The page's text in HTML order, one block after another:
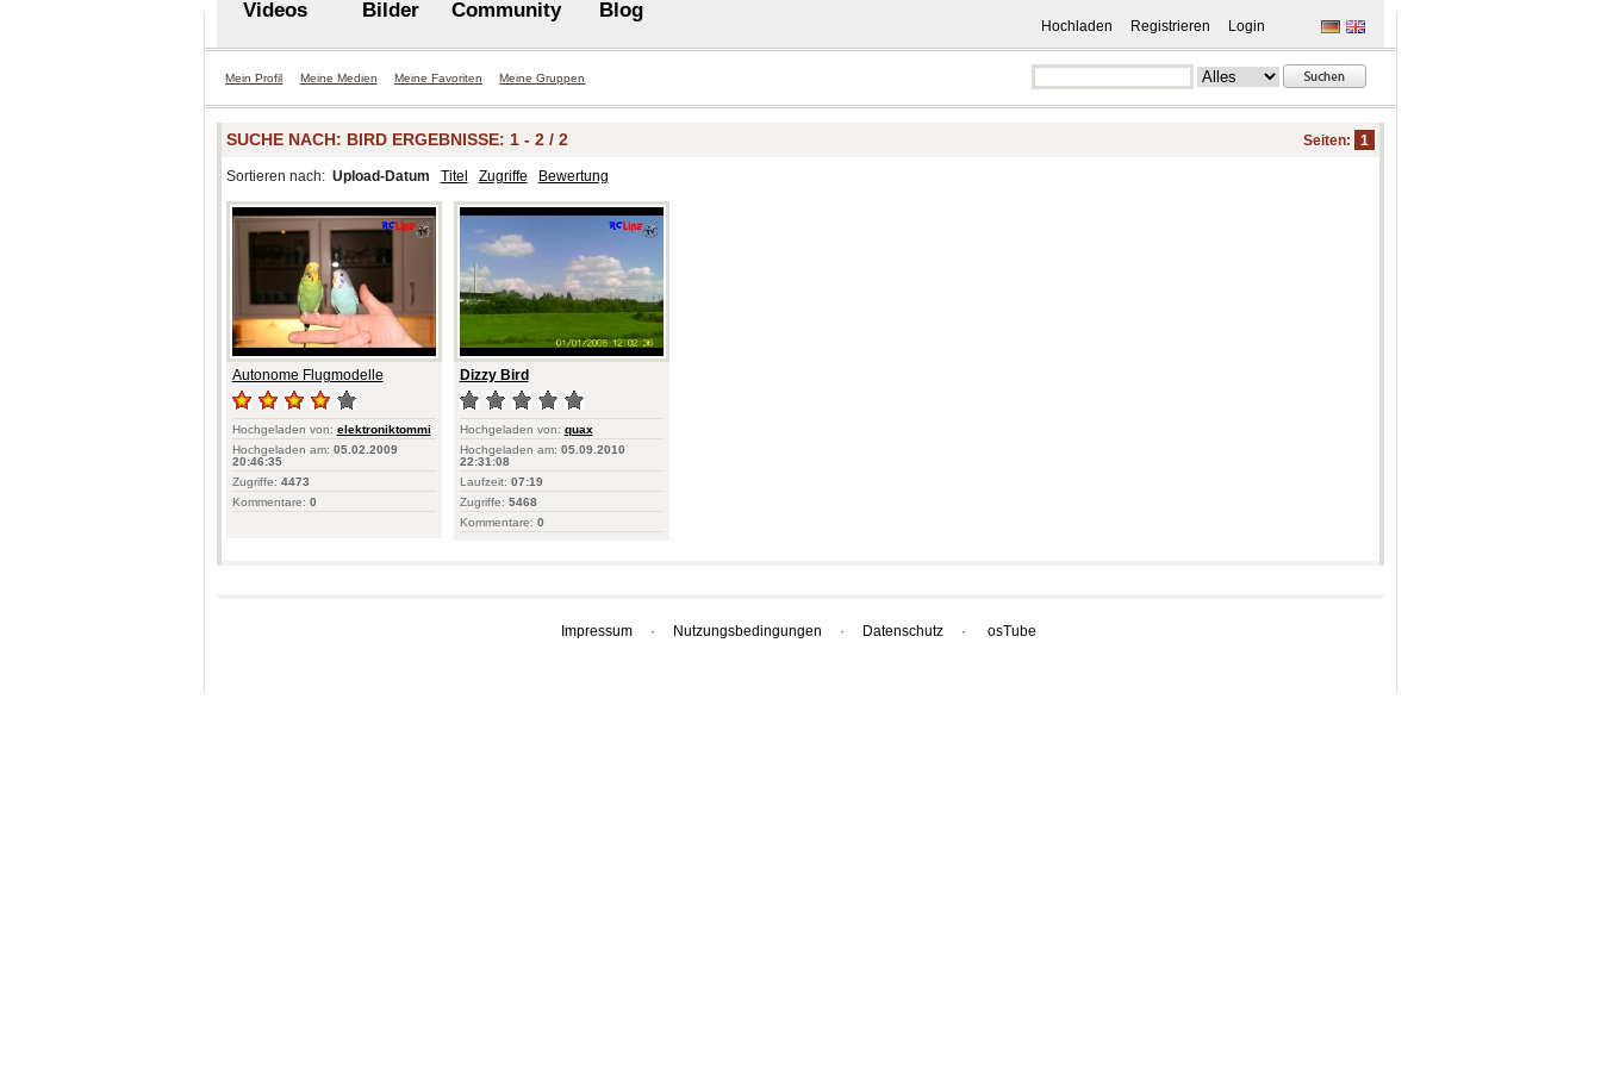
Hochladen Registrieren Login
Videos Bilder Community Blog
Mein Profil Meine Medien Meine Favoriten Meine Gruppen
Seiten: 1
SUCHE NACH: BIRD ERGEBNISSE: 1 - 2 / 2
Sortieren nach: Upload-Datum Titel Zugriffe Bewertung
Autonome Flugmodelle
Hochgeladen von: elektroniktommi
Hochgeladen am: 05.02.2009
20:46:35
Zugriffe: 4473
Kommentare: 0
Dizzy Bird
Hochgeladen von: quax
Hochgeladen am: 05.09.2010
22:31:08
Laufzeit: 07:19
Zugriffe: 5468
Kommentare: 0
Impressum · Nutzungsbedingungen · Datenschutz · osTube